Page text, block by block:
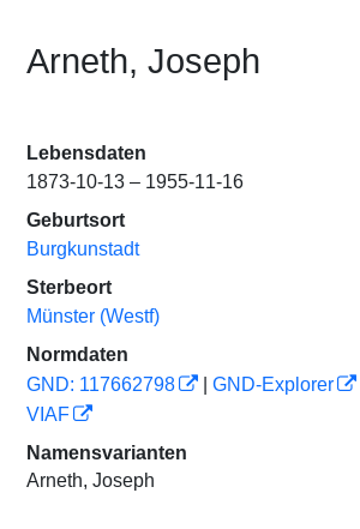
Arneth, Joseph
Lebensdaten
1873-10-13 – 1955-11-16
Geburtsort
Burgkunstadt
Sterbeort
Münster (Westf)
Normdaten
GND: 117662798
GND-Explorer
VIAF
Namensvarianten
Arneth, Joseph